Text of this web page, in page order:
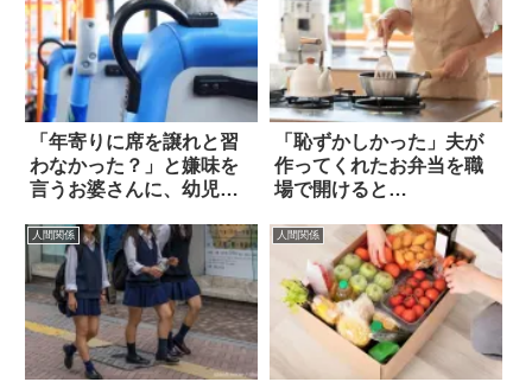
「年寄りに席を譲れと習
わなかった？」と嫌味を
言うお婆さんに、幼児が
「恥ずかしかった」夫が
作ってくれたお弁当を職
場で開けると…
人間関係 人間関係